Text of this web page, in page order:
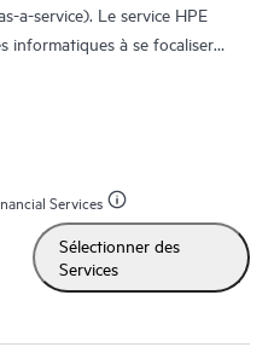
a-service). Le service HPE
informatiques à se focaliser
méthodes de travail,
un accès direct à des
conseils techniques généraux,
les risques et à trouver des
Les Clients du service HPE
Services
Sélectionner des
Services